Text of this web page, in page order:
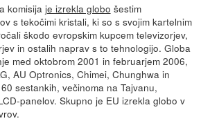
komisija je izrekla globo šestim
s tekočimi kristali, ki so s svojim kartelnim
škodo evropskim kupcem televizorjev,
in ostalih naprav s to tehnologijo. Globa
med oktobrom 2001 in februarjem 2006,
AU Optronics, Chimei, Chunghwa in
sestankih, večinoma na Tajvanu,
panelov. Skupno je EU izrekla globo v